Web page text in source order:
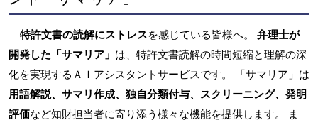
特許文書の読解にストレスを感じている皆様へ。 弁理士が
開発した「サマリア」 は、特許文書読解の時間短縮と理解の深
化を実現するＡＩアシスタントサービスです。 「サマリア」は
用語解説、サマリ作成、独自分類付与、スクリーニング、発明
評価など知財担当者に寄り添う様々な機能を提供します。 ま